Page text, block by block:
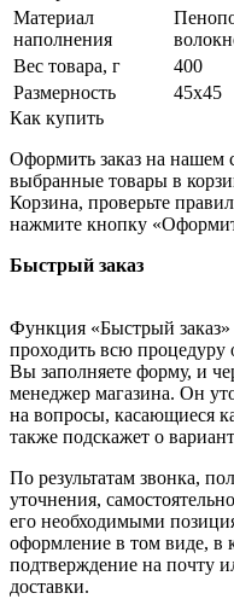
Материал
наполнения
Вес товара, г
400
Размерность
45х45
Как купить
Оформить заказ на нашем
выбранные товары в
Корзина, проверьте
нажмите кнопку
Быстрый заказ
Функция «Быстрый заказ»
проходить всю процедуру
Вы заполняете форму, и
менеджер магазина. Он
на вопросы, касающиеся
также подскажет о
По результатам звонка,
уточнения,
его необходимыми
оформление в том виде, в
подтверждение на почту
доставки.